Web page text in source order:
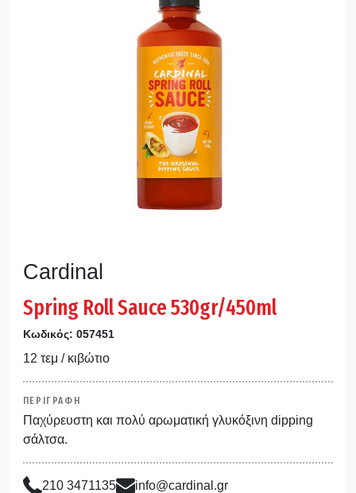
Cardinal
Spring Roll Sauce 530gr/450ml
Κωδικός: 057451
12 τεμ / κιβώτιο
ΠΕΡΙΓΡΑΦΗ
Παχύρευστη και πολύ αρωματική γλυκόξινη dipping
σάλτσα.
210 3471135
info@cardinal.gr